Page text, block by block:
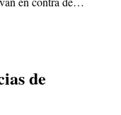
de